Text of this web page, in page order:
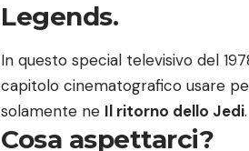
Legends.
In questo special televisivo del
capitolo cinematografico usare
solamente ne Il ritorno dello Jedi.
Cosa aspettarci?